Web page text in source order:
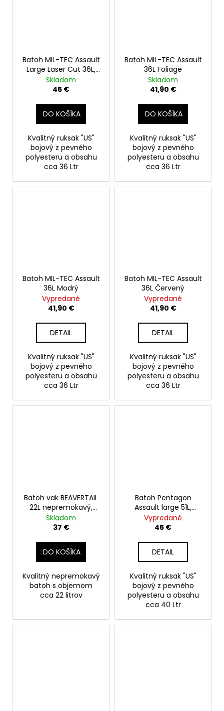
Batoh MIL-TEC Assault
Large Laser Cut 36L,
coyote
Skladom
45 €
DO KOŠÍKA
Kvalitný ruksak "US"
bojový z pevného
polyesteru a obsahu
cca 36 Ltr
Batoh MIL-TEC Assault
36L Foliage
Skladom
41,90 €
DO KOŠÍKA
Kvalitný ruksak "US"
bojový z pevného
polyesteru a obsahu
cca 36 Ltr
Batoh MIL-TEC Assault
36L Modrý
Vypredané
41,90 €
DETAIL
Kvalitný ruksak "US"
bojový z pevného
polyesteru a obsahu
cca 36 Ltr
Batoh MIL-TEC Assault
36L Červený
Vypredané
41,90 €
DETAIL
Kvalitný ruksak "US"
bojový z pevného
polyesteru a obsahu
cca 36 Ltr
Batoh vak BEAVERTAIL
22L nepremokavý,
čierno šedý
Skladom
37 €
DO KOŠÍKA
Kvalitný nepremokavý
batoh s objemom
cca 22 litrov
Batoh Pentagon
Assault large 51L,
coyote
Vypredané
45 €
DETAIL
Kvalitný ruksak "US"
bojový z pevného
polyesteru a obsahu
cca 40 Ltr